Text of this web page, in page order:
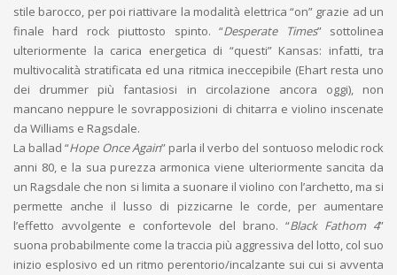
stile barocco, per poi riattivare la modalità elettrica “on” grazie ad un
finale hard rock piuttosto spinto. “Desperate Times” sottolinea
ulteriormente la carica energetica di “questi” Kansas: infatti, tra
multivocalità stratificata ed una ritmica ineccepibile (Ehart resta uno
dei drummer più fantasiosi in circolazione ancora oggi), non
mancano neppure le sovrapposizioni di chitarra e violino inscenate
da Williams e Ragsdale.
La ballad “Hope Once Again” parla il verbo del sontuoso melodic rock
anni 80, e la sua purezza armonica viene ulteriormente sancita da
un Ragsdale che non si limita a suonare il violino con l’archetto, ma si
permette anche il lusso di pizzicarne le corde, per aumentare
l’effetto avvolgente e confortevole del brano. “Black Fathom 4”
suona probabilmente come la traccia più aggressiva del lotto, col suo
inizio esplosivo ed un ritmo perentorio/incalzante sui cui si avventa